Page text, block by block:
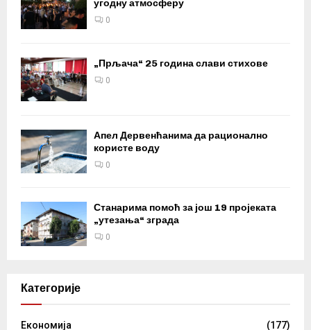
угодну атмосферу
0
„Прљача“ 25 година слави стихове
0
Апел Дервенћанима да рационално
користе воду
0
Станарима помоћ за још 19 пројеката
„утезања“ зграда
0
Категорије
Eкономија
(177)